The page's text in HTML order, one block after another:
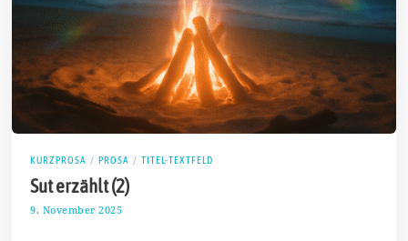
KURZPROSA / PROSA / TITEL-TEXTFELD
Sut erzählt (2)
9. November 2025